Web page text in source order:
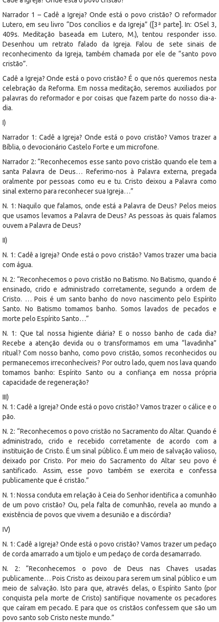
Narrador 1 – Cadê a Igreja? Onde está o povo cristão? O reformador
Lutero, em seu livro “Dos concílios e da Igreja” ([3ª parte]. In: OSel 3,
409s. Meditação baseada em Lutero, M.), tentou responder isso.
Desenhou um retrato falado da Igreja. Falou de sete sinais de
reconhecimento da Igreja, também chamada por ele de “santo povo
cristão”.
Cadê a Igreja? Onde está o povo cristão? É o que nós queremos nesta
celebração da Reforma. Em nossa meditação, seremos auxiliados por
palavras do reformador e por coisas que fazem parte do nosso dia-a-
dia.
I)
Narrador 1: Cadê a Igreja? Onde está o povo cristão? Vamos trazer a
Bíblia, o devocionário Castelo Forte e um microfone.
Narrador 2: “Reconhecemos esse santo povo cristão quando ele tem a
santa Palavra de Deus… Referimo-nos à Palavra externa, pregada
oralmente por pessoas como eu e tu. Cristo deixou a Palavra como
sinal externo para reconhecer sua Igreja…”
N. 1: Naquilo que falamos, onde está a Palavra de Deus? Pelos meios
que usamos levamos a Palavra de Deus? As pessoas às quais falamos
ouvem a Palavra de Deus?
II)
N. 1: Cadê a Igreja? Onde está o povo cristão? Vamos trazer uma bacia
com água.
N. 2: “Reconhecemos o povo cristão no Batismo. No Batismo, quando é
ensinado, crido e administrado corretamente, segundo a ordem de
Cristo. … Pois é um santo banho do novo nascimento pelo Espírito
Santo. No Batismo tomamos banho. Somos lavados de pecados e
morte pelo Espírito Santo…”
N. 1: Que tal nossa higiente diária? E o nosso banho de cada dia?
Recebe a atenção devida ou o transformamos em uma “lavadinha”
ritual? Com nosso banho, como povo cristão, somos reconhecidos ou
permanecemos irreconhecíveis? Por outro lado, quem nos lava quando
tomamos banho: Espírito Santo ou a confiança em nossa própria
capacidade de regeneração?
III)
N. 1: Cadê a Igreja? Onde está o povo cristão? Vamos trazer o cálice e o
pão.
N. 2: “Reconhecemos o povo cristão no Sacramento do Altar. Quando é
administrado, crido e recebido corretamente de acordo com a
instituição de Cristo. É um sinal público. É um meio de salvação valioso,
deixado por Cristo. Por meio do Sacramento do Altar seu povo é
santificado. Assim, esse povo também se exercita e confessa
publicamente que é cristão.”
N. 1: Nossa conduta em relação à Ceia do Senhor identifica a comunhão
de um povo cristão? Ou, pela falta de comunhão, revela ao mundo a
existência de povos que vivem a desunião e a discórdia?
IV)
N. 1: Cadê a Igreja? Onde está o povo cristão? Vamos trazer um pedaço
de corda amarrado a um tijolo e um pedaço de corda desamarrado.
N. 2: “Reconhecemos o povo de Deus nas Chaves usadas
publicamente… Pois Cristo as deixou para serem um sinal público e um
meio de salvação. Isto para que, através delas, o Espírito Santo (por
conquista pela morte de Cristo) santifique novamente os pecadores
que caíram em pecado. E para que os cristãos confessem que são um
povo santo sob Cristo neste mundo.”